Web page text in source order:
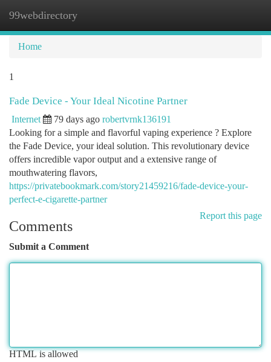
99webdirectory
Home
1
Fade Device - Your Ideal Nicotine Partner
Internet 79 days ago robertvrnk136191
Looking for a simple and flavorful vaping experience ? Explore
the Fade Device, your ideal solution. This revolutionary device
offers incredible vapor output and a extensive range of
mouthwatering flavors,
https://privatebookmark.com/story21459216/fade-device-your-
perfect-e-cigarette-partner
Report this page
Comments
Submit a Comment
HTML is allowed